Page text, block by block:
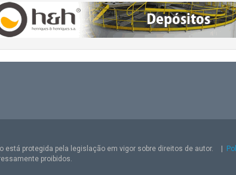
protegida pela legislação em vigor sobre direitos de autor.
proibidos.